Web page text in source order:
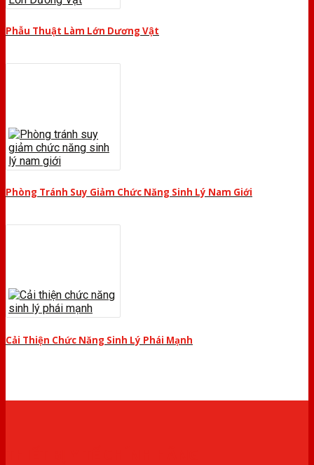
Phẫu Thuật Làm Lớn Dương Vật
Phòng Tránh Suy Giảm Chức Năng Sinh Lý Nam Giới
Cải Thiện Chức Năng Sinh Lý Phái Mạnh